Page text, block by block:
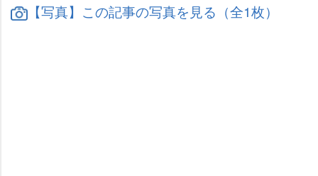
【写真】この記事の写真を見る（全1枚）